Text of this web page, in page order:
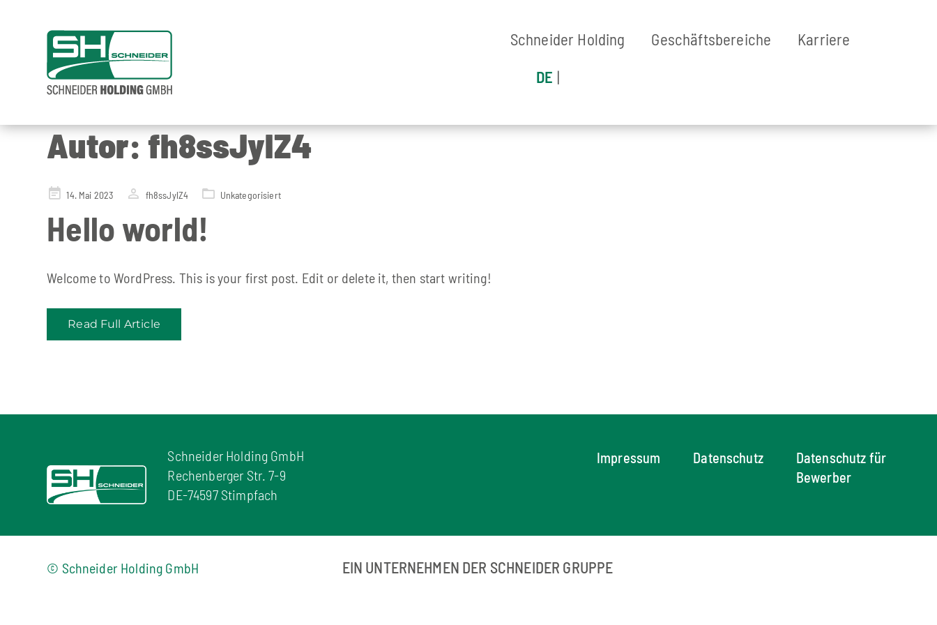
Schneider Holding Geschäftsbereiche
Karriere
DE
Autor:fh8ssJylZ4
Posted14. Mai 2023 fh8ssJylZ4 Unkategorisiert
Hello world!
Welcome to WordPress. This is your first post. Edit or delete it, then start writing!
Read Full Article
Schneider Holding GmbH
Rechenberger Str. 7-9
DE-74597 Stimpfach
Impressum Datenschutz
Datenschutz für
Bewerber
© Schneider Holding GmbH EIN UNTERNEHMEN DER SCHNEIDER GRUPPE